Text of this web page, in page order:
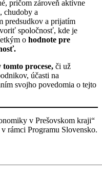
pričom zároveň aktívne
chudoby a
predsudkov a prijatím
spoločnosť, kde je
o hodnote pre
procese, či už
účasti na
svojho povedomia o tejto
v Prešovskom kraji“
rámci Programu Slovensko.